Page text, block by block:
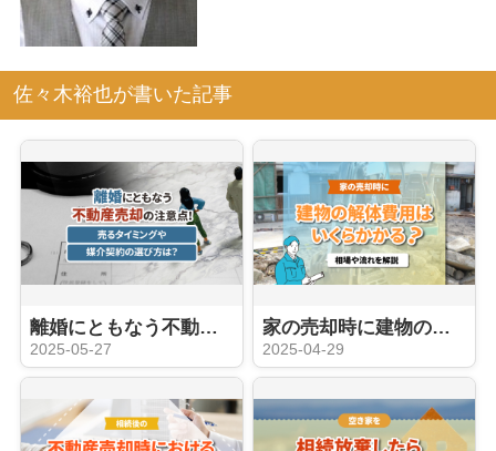
佐々木裕也が書いた記事
離婚にともなう不動産売却の注意点！売るタイミングや媒介契約の選び方は？
2025-05-27
家の売却時に建物の解体費用はいくらかかる？相場や流れを解説
2025-04-29